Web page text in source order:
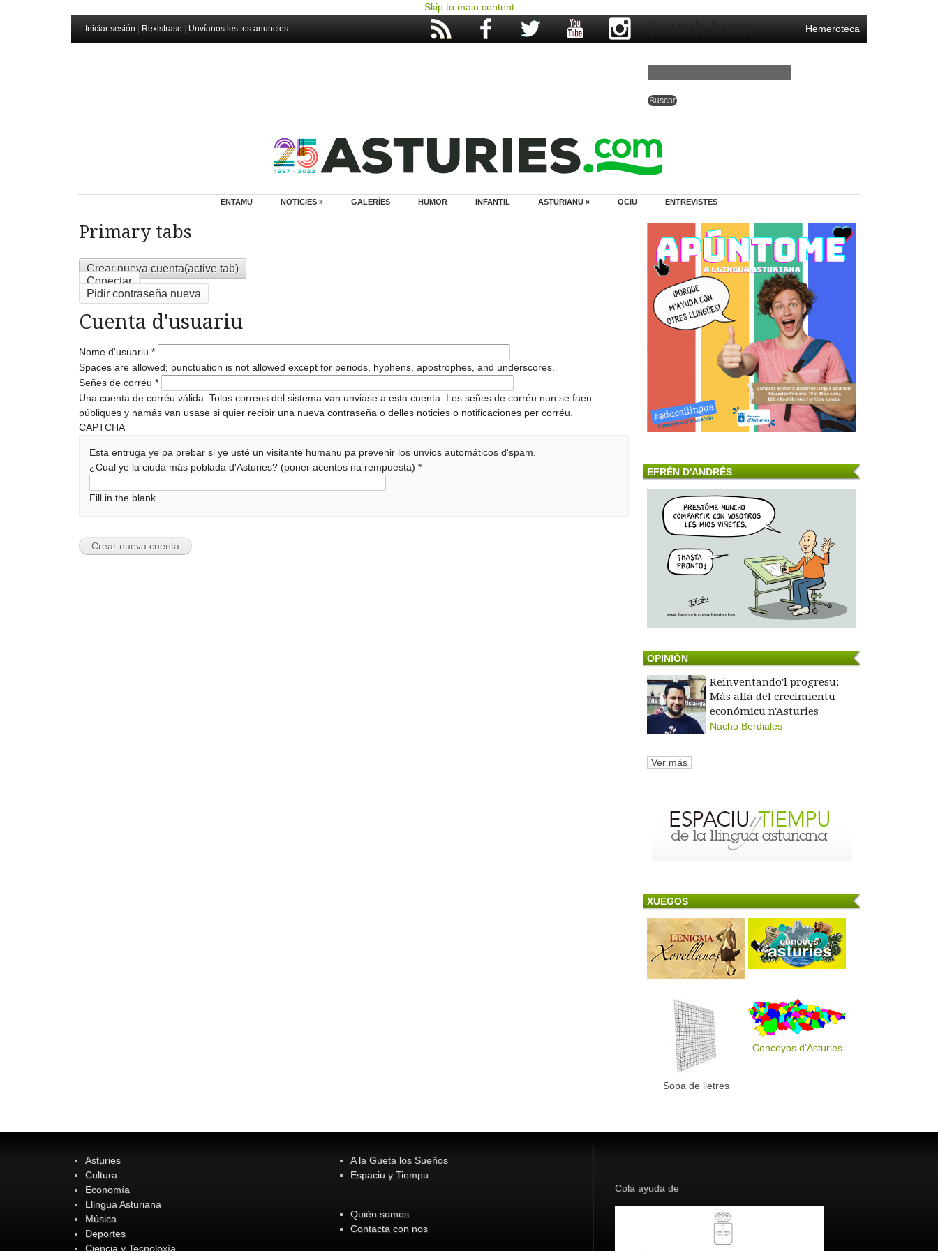
Skip to main content
Iniciar sesión Rexistrase Unvíanos les tos anuncies Hemeroteca
Search form
ENTAMU NOTICIES » GALERÍES HUMOR INFANTIL ASTURIANU » OCIU ENTREVISTES
Primary tabs
Crear nueva cuenta(active tab)
Conectar
Pidir contraseña nueva
Cuenta d'usuariu
Nome d'usuariu *
Spaces are allowed; punctuation is not allowed except for periods, hyphens, apostrophes, and underscores.
Señes de corréu *
Una cuenta de corréu válida. Tolos correos del sistema van unviase a esta cuenta. Les señes de corréu nun se faen
públiques y namás van usase si quier recibir una nueva contraseña o delles noticies o notificaciones per corréu.
CAPTCHA
Esta entruga ye pa prebar si ye usté un visitante humanu pa prevenir los unvios automáticos d'spam.
¿Cual ye la ciudá más poblada d'Asturies? (poner acentos na rempuesta)*
Fill in the blank.
EFRÉN D'ANDRÉS
OPINIÓN
Reinventando'l progresu:
Más allá del crecimientu
económicu n'Asturies
Nacho Berdiales
Ver más
XUEGOS
Sopa de lletres
Conceyos d'Asturies
Asturies
Cultura
Economía
Llingua Asturiana
Música
Deportes
Ciencia y Tecnoloxía
A la Gueta los Sueños
Espaciu y Tiempu
Quién somos
Contacta con nos
Cola ayuda de